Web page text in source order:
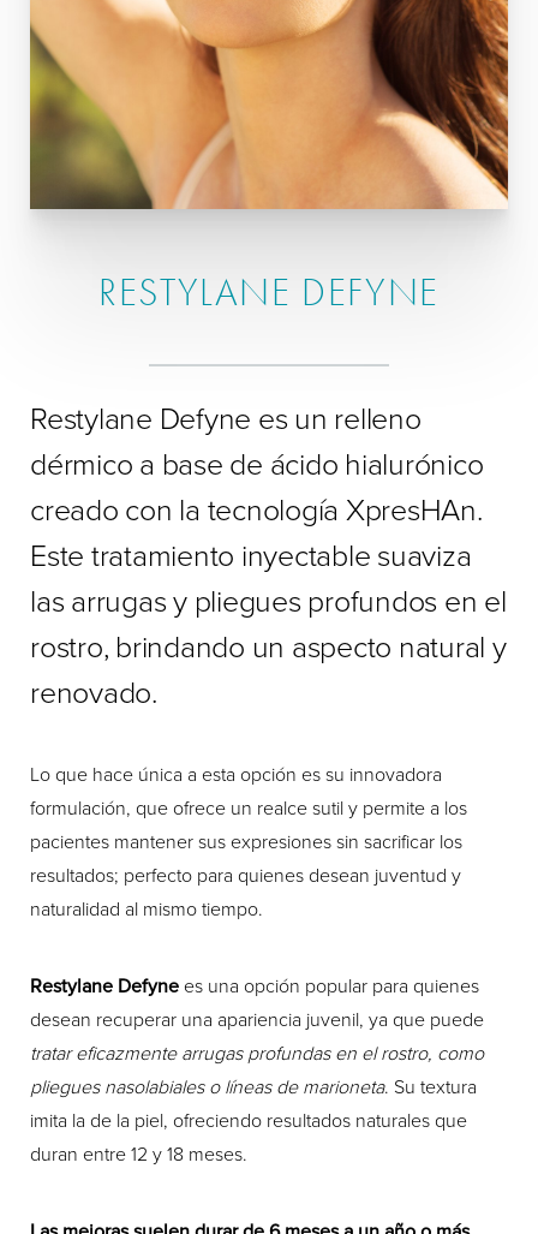
RESTYLANE DEFYNE
Restylane Defyne es un relleno
dérmico a base de ácido hialurónico
creado con la tecnología XpresHAn.
Este tratamiento inyectable suaviza
las arrugas y pliegues profundos en el
rostro, brindando un aspecto natural y
renovado.
Lo que hace única a esta opción es su innovadora
formulación, que ofrece un realce sutil y permite a los
pacientes mantener sus expresiones sin sacrificar los
resultados; perfecto para quienes desean juventud y
naturalidad al mismo tiempo.
Restylane Defynees una opción popular para quienes
desean recuperar una apariencia juvenil, ya que puede
tratar eficazmente arrugas profundas en el rostro, como
pliegues nasolabiales o líneas de marioneta. Su textura
imita la de la piel, ofreciendo resultados naturales que
duran entre 12 y 18 meses.